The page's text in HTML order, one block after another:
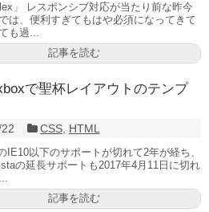
」 レスポンシブ対応が当たり前な昨今
は、便利すぎてもはや必須になってきて
も過...
記事を読む
で聖杯レイアウトのテンプ
CSS, HTML
IE10以下のサポートが切れて2年が経ち、
の延長サポートも2017年4月11日に切れ
記事を読む